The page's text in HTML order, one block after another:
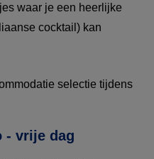
waar je een heerlijke
cocktail) kan
selectie tijdens
- vrije dag